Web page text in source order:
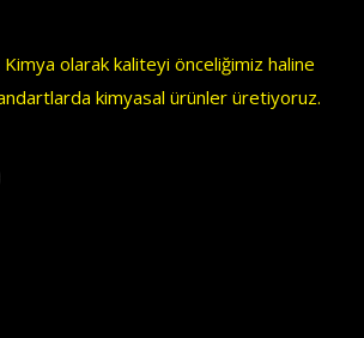
olarak kaliteyi önceliğimiz haline
kimyasal ürünler üretiyoruz.